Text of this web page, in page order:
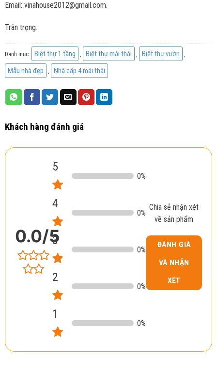
Email: vinahouse2012@gmail.com.
Trân trọng.
Danh mục: Biệt thự 1 tầng , Biệt thự mái thái , Biệt thự vườn ,
Mẫu nhà đẹp , Nhà cấp 4 mái thái
Khách hàng đánh giá
0.0/5
5
0%
4
0%
3
0%
2
0%
1
0%
Chia sẻ nhận xét
về sản phẩm
ĐÁNH GIÁ
VÀ NHẬN
XÉT